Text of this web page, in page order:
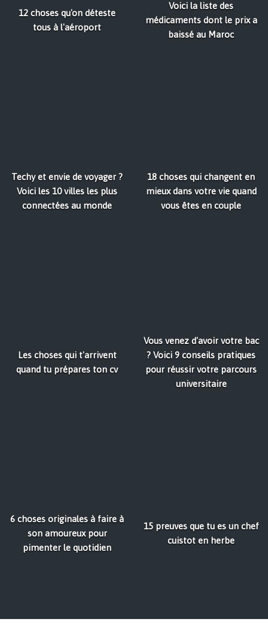
12 choses qu'on déteste
tous à l'aéroport
Voici la liste des
médicaments dont le prix a
baissé au Maroc
Techy et envie de voyager ?
Voici les 10 villes les plus
connectées au monde
18 choses qui changent en
mieux dans votre vie quand
vous êtes en couple
Les choses qui t'arrivent
quand tu prépares ton cv
Vous venez d'avoir votre bac
? Voici 9 conseils pratiques
pour réussir votre parcours
universitaire
6 choses originales à faire à
son amoureux pour
pimenter le quotidien
15 preuves que tu es un chef
cuistot en herbe